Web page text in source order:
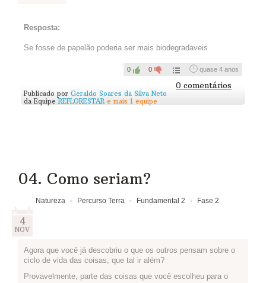
seriam? O que mudaria? Como embalaríamos as coisas?
Assista ao vídeo abaixo para entender melhor. Vale também
desenho, como você preferir. Publique sua resposta abaixo:
Assista...
Resposta:
Se fosse de papelão poderia ser mais biodegradaveis
0 0 quase 4 anos
0 comentários
Publicado por Geraldo Soares da Silva Neto
da Equipe REFLORESTARe mais 1 equipe
04. Como seriam?
Natureza - Percurso Terra - Fundamental 2 - Fase 2
4
NOV
Agora que você já descobriu o que os outros pensam sobre o
ciclo de vida das coisas, que tal ir além?
Provavelmente, parte das coisas que você escolheu para o